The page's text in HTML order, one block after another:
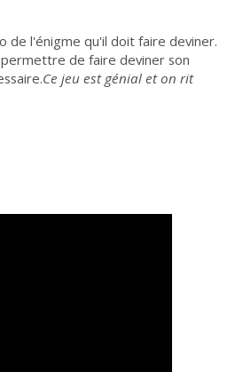
de l'énigme qu'il doit faire deviner.
de faire deviner son
Ce jeu est génial et on rit